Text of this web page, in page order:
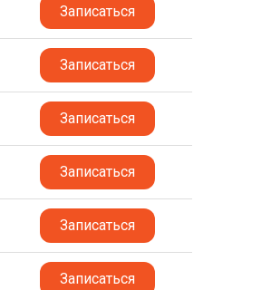
Записаться
Записаться
Записаться
Записаться
Записаться
Записаться